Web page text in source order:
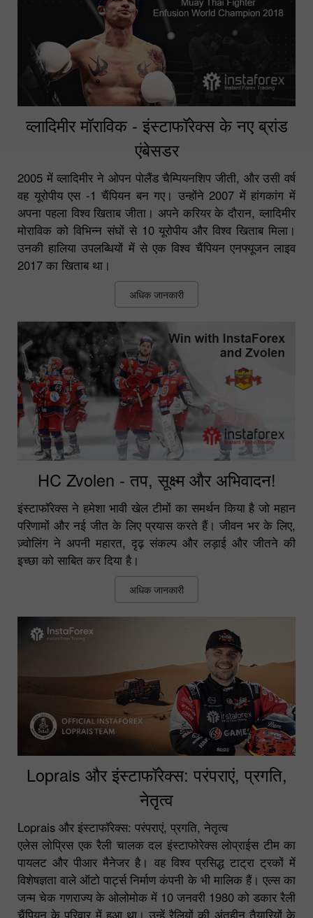
व्लादिमीर मॉराविक - इंस्टाफॉरेक्स के नए ब्रांड
एंबेसडर
2005 में व्लादिमीर ने ओपन पोलैंड चैम्पियनशिप जीती, और उसी वर्ष
वह यूरोपीय एस -1 चैंपियन बन गए। उन्होंने 2007 में हांगकांग में
अपना पहला विश्व खिताब जीता। अपने करियर के दौरान, व्लादिमीर
मोराविक को विभिन्न संघों से 10 यूरोपीय और विश्व खिताब मिला।
उनकी हालिया उपलब्धियों में से एक विश्व चैंपियन एनफ्यूजन लाइव
2017 का खिताब था।
अधिक जानकारी
HC Zvolen - तप, सूक्ष्म और अभिवादन!
इंस्टाफॉरेक्स ने हमेशा भावी खेल टीमों का समर्थन किया है जो महान
परिणामों और नई जीत के लिए प्रयास करते हैं। जीवन भर के लिए,
ज़्वोलिंग ने अपनी महारत, दृढ़ संकल्प और लड़ाई और जीतने की
इच्छा को साबित कर दिया है।
अधिक जानकारी
Loprais और इंस्टाफॉरेक्स: परंपराएं, प्रगति,
नेतृत्व
Loprais और इंस्टाफॉरेक्स: परंपराएं, प्रगति, नेतृत्व
एलेस लोप्रिस एक रैली चालक दल इंस्टाफोरेक्स लोप्राईस टीम का
पायलट और पीआर मैनेजर है। वह विश्व प्रसिद्ध टाट्रा ट्रकों में
विशेषज्ञता वाले ऑटो पार्ट्स निर्माण कंपनी के भी मालिक हैं। एल्स का
जन्म चेक गणराज्य के ओलोमोक में 10 जनवरी 1980 को डकार रैली
चैंपियन के परिवार में हुआ था। उन्हें रैलियों की अंतहीन तैयारियों के